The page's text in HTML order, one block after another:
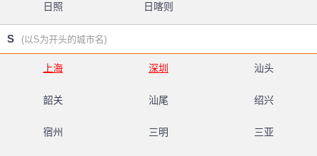
日照 日喀则
S (以S为开头的城市名)
上海 深圳 汕头
韶关 汕尾 绍兴
宿州 三明 三亚